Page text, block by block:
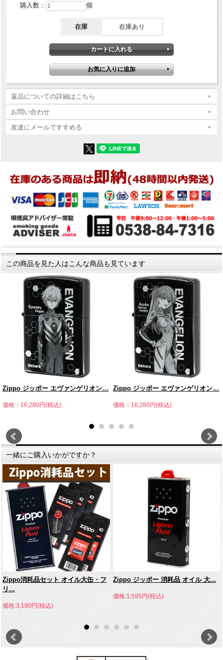
購入数： 個
在庫 在庫あり
返品についての詳細はこちら
お問い合わせ
友達にメールですすめる
この商品を見た人はこんな商品も見ています
Zippo ジッポー エヴァンゲリオン…
価格：16,280円(税込)
Zippo ジッポー エヴァンゲリオン…
価格：16,280円(税込)
一緒にご購入いかがですか？
Zippo消耗品セット オイル大缶・フ
リ...
価格:3,190円(税込)
Zippo ジッポー 消耗品 オイル 大...
価格:1,595円(税込)